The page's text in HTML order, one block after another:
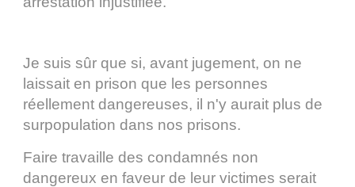
Je suis sûr que si, avant jugement, on ne
laissait en prison que les personnes
réellement dangereuses, il n'y aurait plus de
surpopulation dans nos prisons.
Faire travaille des condamnés non
dangereux en faveur de leur victimes serait